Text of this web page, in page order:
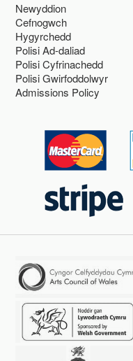
Newyddion
Cefnogwch
Hygyrchedd
Polisi Ad-daliad
Polisi Cyfrinachedd
Polisi Gwirfoddolwyr
Admissions Policy